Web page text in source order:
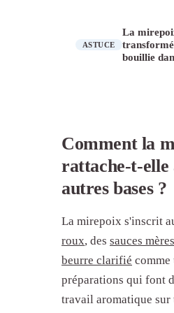
fois. Chaque
matière grasse chaude.
Soit le feu trop fort a
de l'oignon, soit
tout jeune. L'oignon
ASTUCE
La
bouillie
des légumes qui
vous vouliez une
petit dé, pas une
Comment la
rattache-t-elle
autres bases ?
La mirepoix s'inscrit
roux, des sauces mères
beurre clarifié comme
préparations qui font
travail aromatique sur